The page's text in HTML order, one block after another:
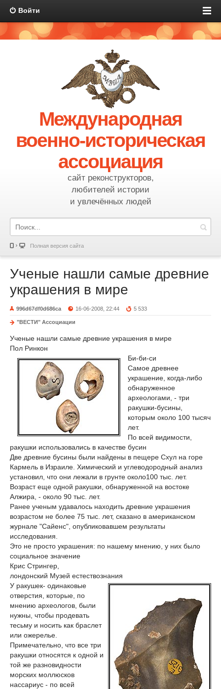
Войти
Международная
военно-историческая
ассоциация
сайт реконструкторов,
любителей истории
и увлечённых людей
Полная версия сайта
Ученые нашли самые древние
украшения в мире
996d67df0d686ca 16-06-2008, 22:44 5 533
"ВЕСТИ" Ассоциации
Ученые нашли самые древние украшения в мире
Пол Ринкон
Би-би-си
Самое древнее
украшение, когда-либо
обнаруженное
археологами, - три
ракушки-бусины,
которым около 100 тысяч
лет.
По всей видимости,
ракушки использовались в качестве бусин
Две древние бусины были найдены в пещере Схул на горе
Кармель в Израиле. Химический и углеводородный анализ
установил, что они лежали в грунте около100 тыс. лет.
Возраст еще одной ракушки, обнаруженной на востоке
Алжира, - около 90 тыс. лет.
Ранее ученым удавалось находить древние украшения
возрастом не более 75 тыс. лет, сказано в американском
журнале "Сайенс", опубликовавшем результаты
исследования.
Это не просто украшения: по нашему мнению, у них было
социальное значение
Крис Стрингер,
лондонский Музей естествознания
У ракушек- одинаковые
отверстия, которые, по
мнению археологов, были
нужны, чтобы продевать
тесьму и носить как браслет
или ожерелье.
Примечательно, что все три
ракушки относятся к одной и
той же разновидности
морских моллюсков
нассариус - по всей